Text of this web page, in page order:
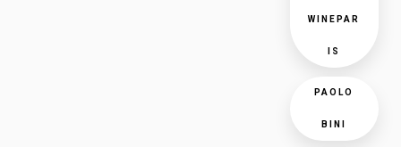
WINEPAR
IS
PAOLO
BINI